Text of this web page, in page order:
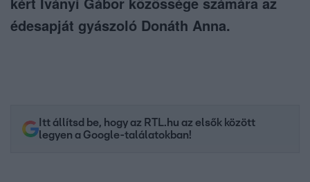
édesapját gyászoló Donáth Anna.
Itt állítsd be, hogy az RTL.hu az elsők között
legyen a Google-találatokban!